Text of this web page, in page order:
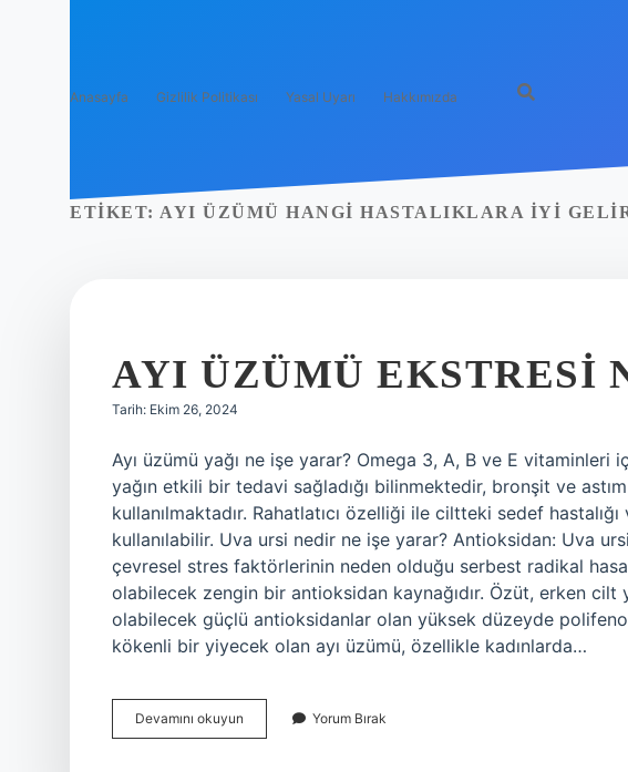
Anasayfa Gizlilik Politikası Yasal Uyarı Hakkımızda
ETIKET: AYI ÜZÜMÜ HANGI HASTALIKLARA IYI
AYI ÜZÜMÜ EKSTRESI
Tarih: Ekim 26, 2024
Ayı üzümü yağı ne işe yarar? Omega 3, A, B ve E vitaminleri
yağın etkili bir tedavi sağladığı bilinmektedir, bronşit ve
kullanılmaktadır. Rahatlatıcı özelliği ile ciltteki sedef
kullanılabilir. Uva ursi nedir ne işe yarar? Antioksidan: Uva
çevresel stres faktörlerinin neden olduğu serbest radikal
olabilecek zengin bir antioksidan kaynağıdır. Özüt, erken cilt
olabilecek güçlü antioksidanlar olan yüksek düzeyde
kökenli bir yiyecek olan ayı üzümü, özellikle kadınlarda…
Devamını okuyun
Üzümü
Yorum Bırak